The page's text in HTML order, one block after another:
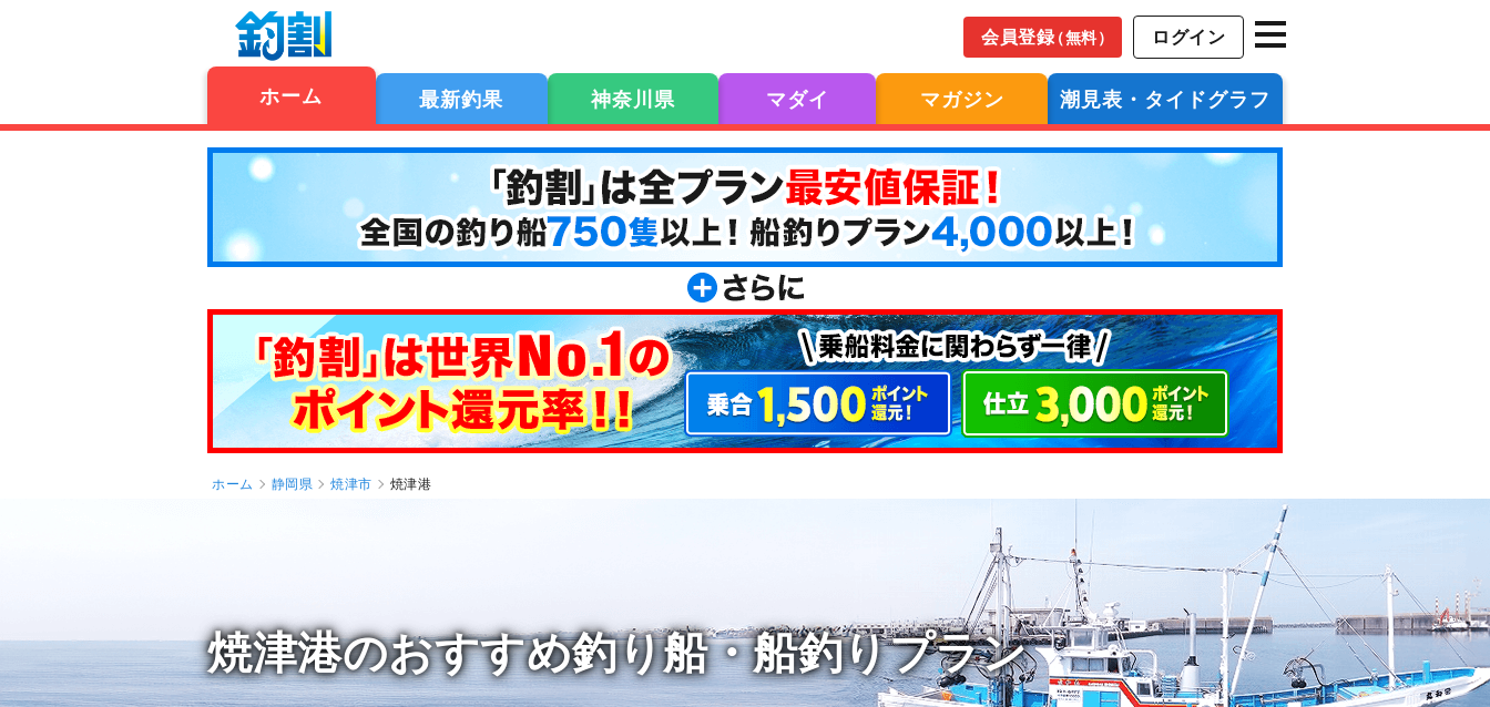
会員登録（無料） ログイン
ホーム 最新釣果 神奈川県 マダイ マガジン 潮見表・タイドグラフ
ホーム 静岡県 焼津市 焼津港
焼津港のおすすめ釣り船・船釣りプラン